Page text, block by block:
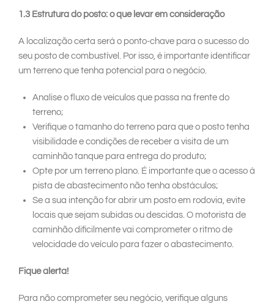
1.3 Estrutura do posto: o que levar em consideração
A localização certa será o ponto-chave para o sucesso do
seu posto de combustível. Por isso, é importante identificar
um terreno que tenha potencial para o negócio.
Analise o fluxo de veículos que passa na frente do
terreno;
Verifique o tamanho do terreno para que o posto tenha
visibilidade e condições de receber a visita de um
caminhão tanque para entrega do produto;
Opte por um terreno plano. É importante que o acesso à
pista de abastecimento não tenha obstáculos;
Se a sua intenção for abrir um posto em rodovia, evite
locais que sejam subidas ou descidas. O motorista de
caminhão dificilmente vai comprometer o ritmo de
velocidade do veículo para fazer o abastecimento.
Fique alerta!
Para não comprometer seu negócio, verifique alguns